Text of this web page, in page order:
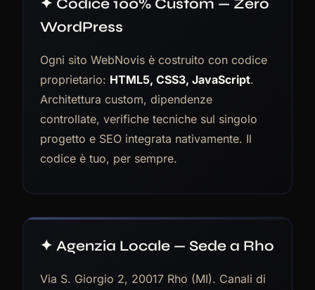
✦ Codice 100% Custom — Zero
WordPress
Ogni sito WebNovis è costruito con codice
proprietario: HTML5, CSS3, JavaScript.
Architettura custom, dipendenze
controllate, verifiche tecniche sul singolo
progetto e SEO integrata nativamente. Il
codice è tuo, per sempre.
✦ Agenzia Locale — Sede a Rho
Via S. Giorgio 2, 20017 Rho (MI). Canali di